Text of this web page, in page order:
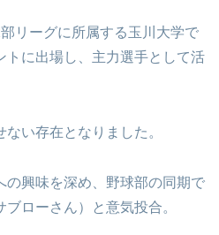
リーグに所属する玉川大学で
トに出場し、主力選手として活
い存在となりました。
の興味を深め、野球部の同期で
ローさん）と意気投合。